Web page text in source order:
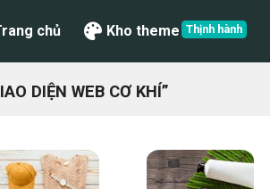
chủ Kho theme
DIỆN WEB CƠ KHÍ”